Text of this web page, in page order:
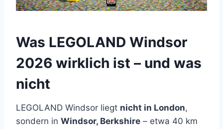
Was LEGOLAND Windsor
2026 wirklich ist – und was
nicht
LEGOLAND Windsor liegt nicht in London,
sondern in Windsor, Berkshire – etwa 40 km